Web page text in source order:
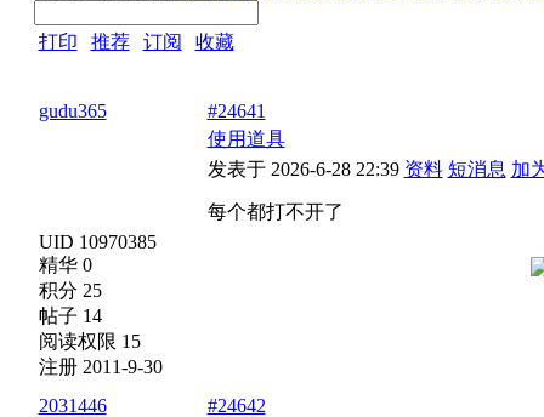
打印 推荐| 订阅
收藏
gudu365
UID 10970385
精华 0
积分 25
帖子 14
阅读权限 15
注册 2011-9-30
#24641
使用道具
发表于 2026-6-28 22:39 资料 短消息 加
每个都打不开了
2031446
#24642